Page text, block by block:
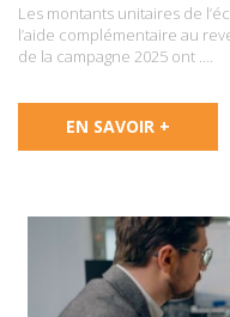
Les montants unitaires de
l’aide complémentaire au
de la campagne 2025 ont ….
EN SAVOIR +